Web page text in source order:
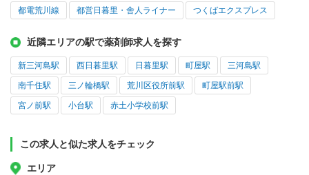
都電荒川線 都営日暮里・舎人ライナー つくばエクスプレス
近隣エリアの駅で薬剤師求人を探す
新三河島駅 西日暮里駅 日暮里駅 町屋駅 三河島駅
南千住駅 三ノ輪橋駅 荒川区役所前駅 町屋駅前駅
宮ノ前駅 小台駅 赤土小学校前駅
この求人と似た求人をチェック
エリア